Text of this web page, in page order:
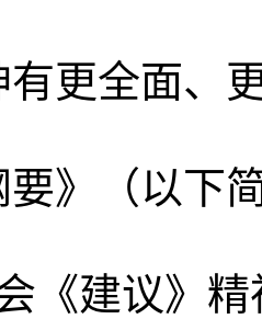
有更全面、
要》（以下
《建议》